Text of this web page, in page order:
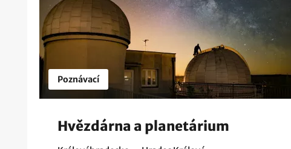
Poznávací
Hvězdárna a planetárium